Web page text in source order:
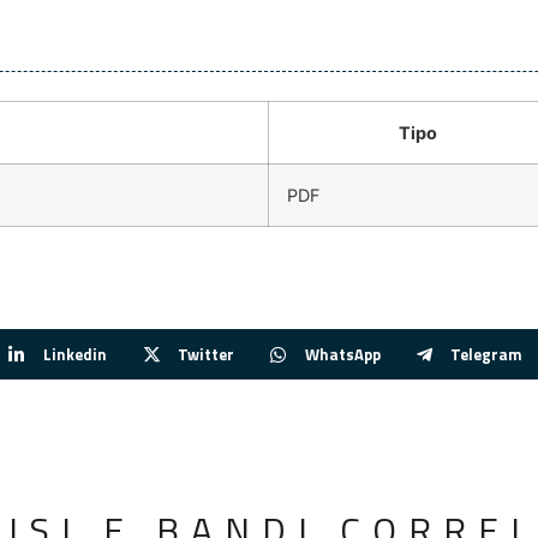
Tipo
PDF
Linkedin Twitter WhatsApp Telegram